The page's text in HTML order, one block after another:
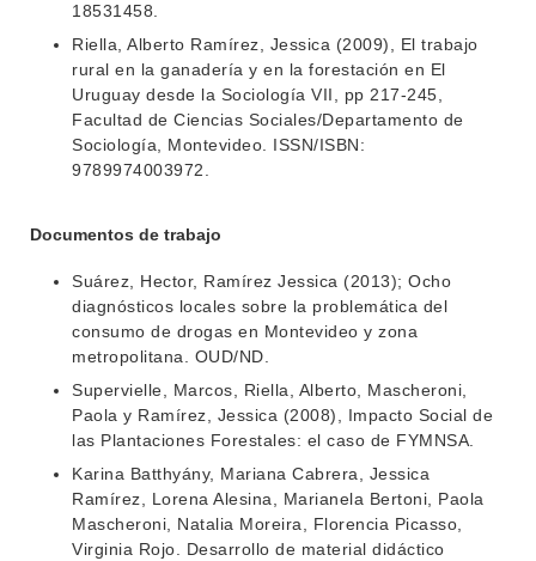
18531458.
Riella, Alberto Ramírez, Jessica (2009), El trabajo
rural en la ganadería y en la forestación en El
Uruguay desde la Sociología VII, pp 217-245,
Facultad de Ciencias Sociales/Departamento de
Sociología, Montevideo. ISSN/ISBN:
9789974003972.
Documentos de trabajo
Suárez, Hector, Ramírez Jessica (2013); Ocho
diagnósticos locales sobre la problemática del
consumo de drogas en Montevideo y zona
metropolitana. OUD/ND.
Supervielle, Marcos, Riella, Alberto, Mascheroni,
Paola y Ramírez, Jessica (2008), Impacto Social de
las Plantaciones Forestales: el caso de FYMNSA.
Karina Batthyány, Mariana Cabrera, Jessica
Ramírez, Lorena Alesina, Marianela Bertoni, Paola
Mascheroni, Natalia Moreira, Florencia Picasso,
Virginia Rojo. Desarrollo de material didáctico